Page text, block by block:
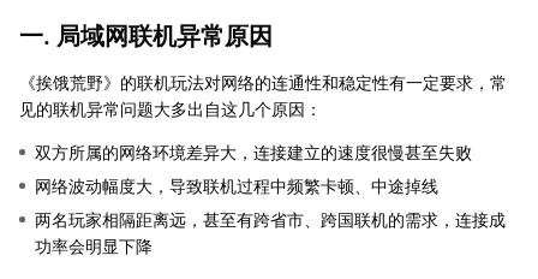
一. 局域网联机异常原因
《挨饿荒野》的联机玩法对网络的连通性和稳定性有一定要求，常
见的联机异常问题大多出自这几个原因：
双方所属的网络环境差异大，连接建立的速度很慢甚至失败
网络波动幅度大，导致联机过程中频繁卡顿、中途掉线
两名玩家相隔距离远，甚至有跨省市、跨国联机的需求，连接成
功率会明显下降